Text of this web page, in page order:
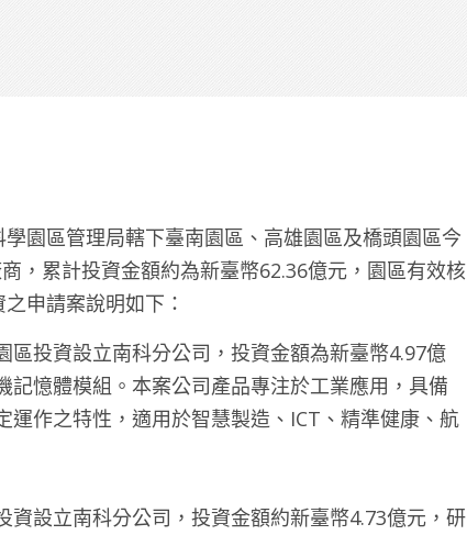
園區管理局轄下臺南園區、高雄園區及橋頭園區今
，累計投資金額約為新臺幣62.36億元，園區有效核
申請案說明如下：
投資設立南科分公司，投資金額為新臺幣4.97億
憶體模組。本案公司產品專注於工業應用，具備
作之特性，適用於智慧製造、ICT、精準健康、航
設立南科分公司，投資金額約新臺幣4.73億元，研